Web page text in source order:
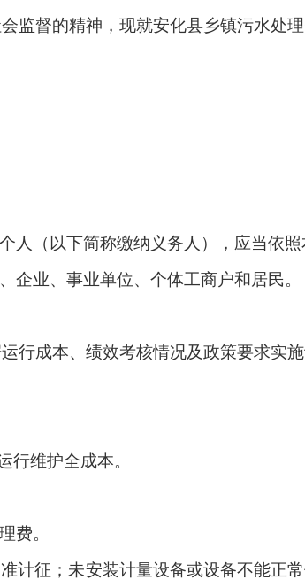
监督的精神，现就安化县乡镇污水处
人（以下简称缴纳义务人），应当依照
业、事业单位、个体工商户和居民。
行成本、绩效考核情况及政策要求实施
行维护全成本。
费。
计征；未安装计量设备或设备不能正